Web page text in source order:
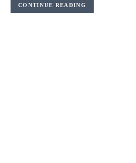
CONTINUE READING